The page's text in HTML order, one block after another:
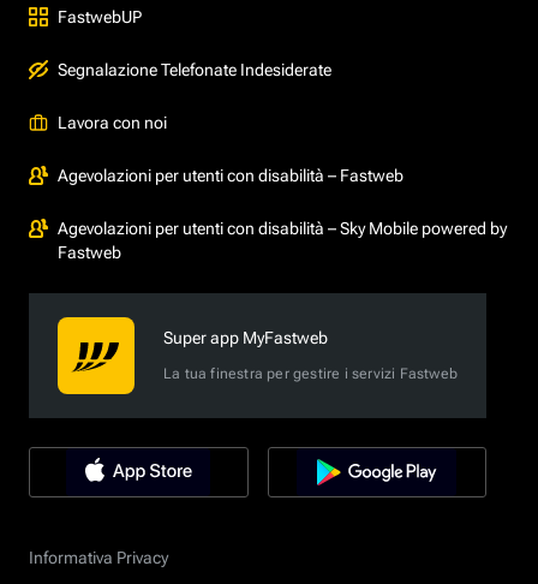
FastwebUP
Segnalazione Telefonate Indesiderate
Lavora con noi
Agevolazioni per utenti con disabilità – Fastweb
Agevolazioni per utenti con disabilità – Sky Mobile powered by
Fastweb
Super app MyFastweb
La tua finestra per gestire i servizi Fastweb
Informativa Privacy